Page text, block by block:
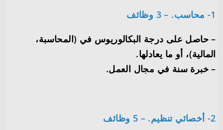
1- محاسب. – 3 وظائف
– حاصل على درجة البكالوريوس في (المحاسبة،
المالية)، أو ما يعادلها.
– خبرة سنة في مجال العمل.
2- أخصائي تنظيم. – 5 وظائف